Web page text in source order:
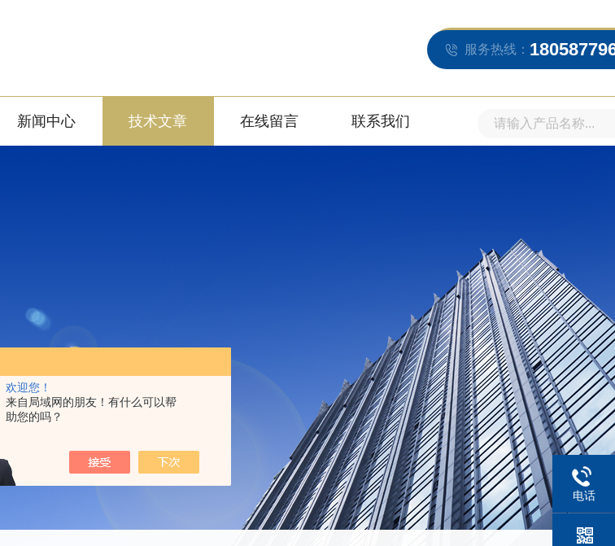
欢迎您！
来自局域网的朋友！有什么可以帮
助您的吗？
服务热线：
新闻中心 技术文章 在线留言 联系我们
电话